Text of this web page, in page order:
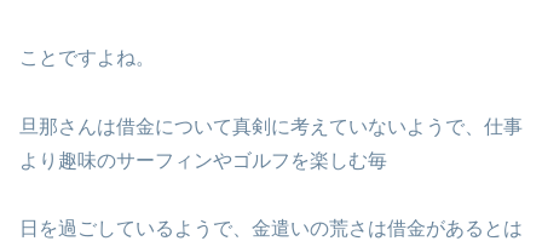
ことですよね。
旦那さんは借金について真剣に考えていないようで、仕事
より趣味のサーフィンやゴルフを楽しむ毎
日を過ごしているようで、金遣いの荒さは借金があるとは